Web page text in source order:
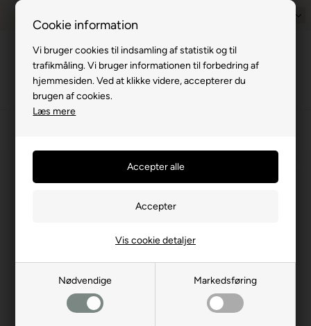
Cookie information
Vi bruger cookies til indsamling af statistik og til
trafikmåling. Vi bruger informationen til forbedring af
hjemmesiden. Ved at klikke videre, accepterer du
brugen af cookies.
Læs mere
Nødvendige Markedsføring
Vis cookie detaljer
14
Menu